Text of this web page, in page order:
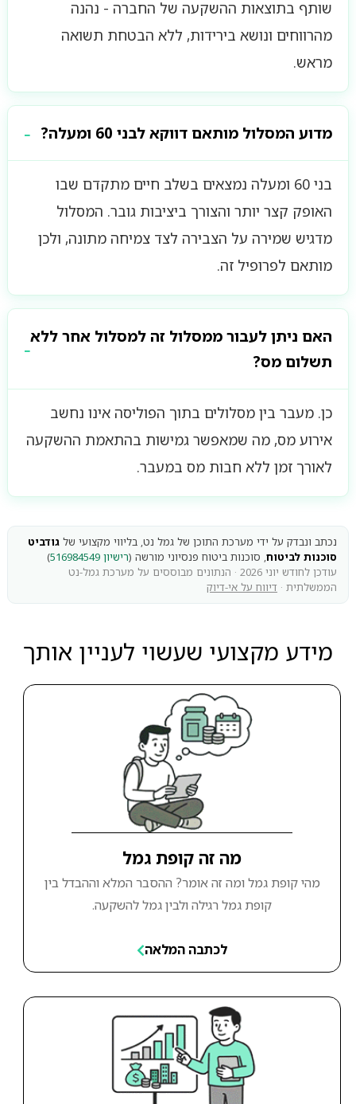
שותף בתוצאות ההשקעה של החברה - נהנה
מהרווחים ונושא בירידות, ללא הבטחת תשואה
מראש.
מדוע המסלול מותאם דווקא לבני 60 ומעלה?
בני 60 ומעלה נמצאים בשלב חיים מתקדם שבו
האופק קצר יותר והצורך ביציבות גובר. המסלול
מדגיש שמירה על הצבירה לצד צמיחה מתונה, ולכן
מותאם לפרופיל זה.
האם ניתן לעבור ממסלול זה למסלול אחר ללא
תשלום מס?
כן. מעבר בין מסלולים בתוך הפוליסה אינו נחשב
אירוע מס, מה שמאפשר גמישות בהתאמת ההשקעה
לאורך זמן ללא חבות מס במעבר.
נכתב ונבדק על ידי מערכת התוכן של גמל נט, בליווי מקצועי של גודביט
סוכנות לביטוח, סוכנות ביטוח פנסיוני מורשה (רישיון 516984549
)
עודכן לחודש יוני 2026 · הנתונים מבוססים על מערכת גמל-נט
הממשלתית · דיווח על אי-דיוק
מידע מקצועי שעשוי לעניין אותך
מה זה קופת גמל
מהי קופת גמל ומה זה אומר? ההסבר המלא וההבדל בין
קופת גמל רגילה ולבין גמל להשקעה.
לכתבה המלאה